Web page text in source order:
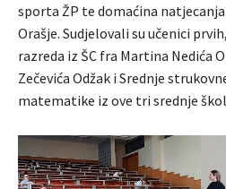
sporta ŽP te domaćina
Orašje. Sudjelovali su učenici
razreda iz ŠC fra Martina Nedića
Zečevića Odžak i Srednje
matematike iz ove tri srednje